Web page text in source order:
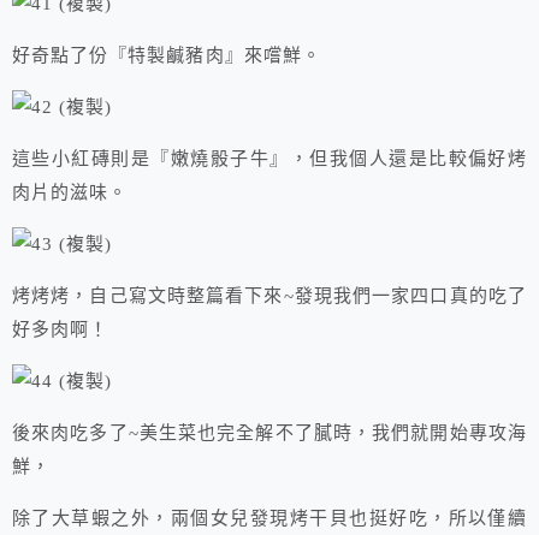
好奇點了份『特製鹹豬肉』來嚐鮮。
這些小紅磚則是『嫩燒骰子牛』，但我個人還是比較偏好烤
肉片的滋味。
烤烤烤，自己寫文時整篇看下來~發現我們一家四口真的吃了
好多肉啊！
後來肉吃多了~美生菜也完全解不了膩時，我們就開始專攻海
鮮，
除了大草蝦之外，兩個女兒發現烤干貝也挺好吃，所以僅續